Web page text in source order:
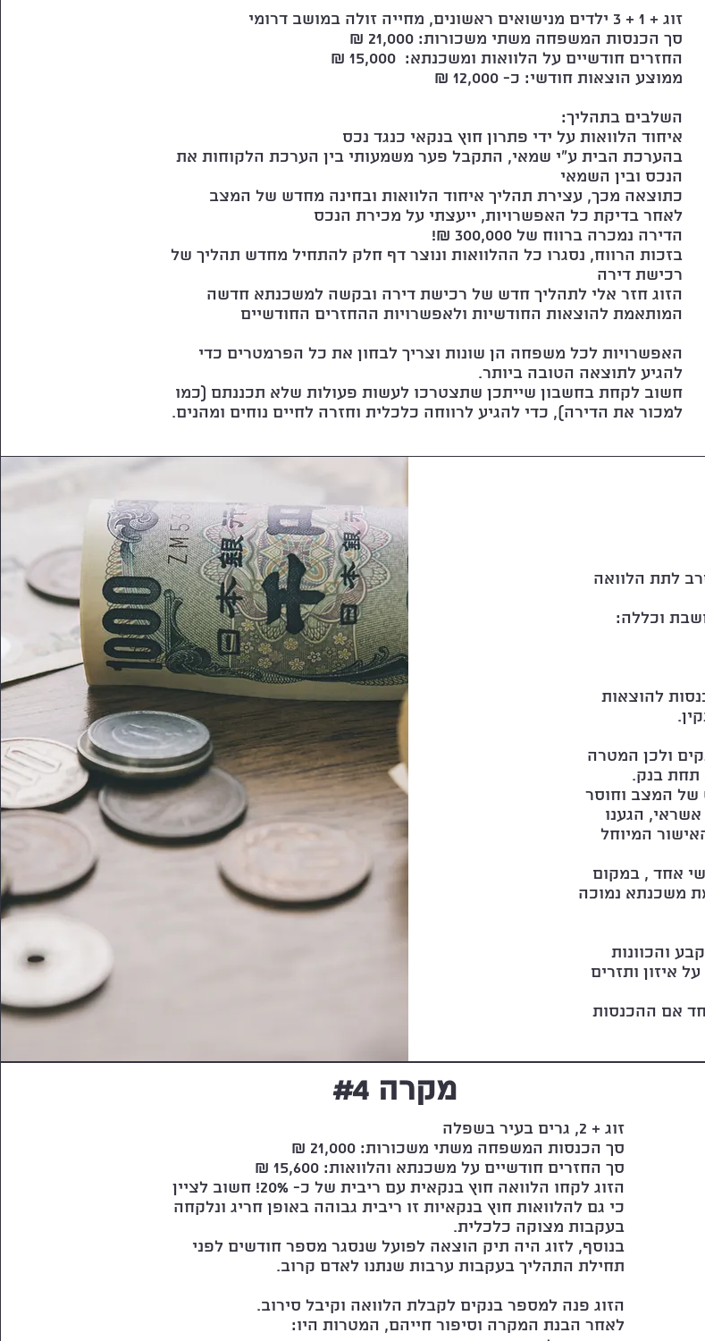
זוג + 1 + 3 ילדים מנישואים ראשונים, מחייה זולה במושב דרומי
סך הכנסות המשפחה משתי משכורות: 21,000 ₪
החזרים חודשיים על הלוואות ומשכנתא: 15,000 ₪
ממוצע הוצאות חודשי: כ- 12,000 ₪
השלבים בתהליך:
איחוד הלוואות על ידי פתרון חוץ בנקאי כנגד נכס
בהערכת הבית ע"י שמאי, התקבל פער משמעותי בין הערכת הלקוחות את
הנכס ובין השמאי
כתוצאה מכך, עצירת תהליך איחוד הלוואות ובחינה מחדש של המצב
לאחר בדיקת כל האפשרויות, ייעצתי על מכירת הנכס
הדירה נמכרה ברווח של 300,000 ₪!
בזכות הרווח, נסגרו כל ההלוואות ונוצר דף חלק להתחיל מחדש תהליך של
רכישת דירה
הזוג חזר אלי לתהליך חדש של רכישת דירה ובקשה למשכנתא חדשה
המותאמת להוצאות החודשיות ולאפשרויות ההחזרים החודשיים
האפשרויות לכל משפחה הן שונות וצריך לבחון את כל הפרמטרים כדי
להגיע לתוצאה הטובה ביותר.
חשוב לקחת בחשבון שייתכן שתצטרכו לעשות פעולות שלא תכננתם (כמו
למכור את הדירה), כדי להגיע לרווחה כלכלית וחזרה לחיים נוחים ומהנים.
לתת הלוואה
וכללה:
להוצאות
ולכן המטרה
בנק.
של המצב וחוסר
הגענו
התקבל האישור המיוחל
אחד , במקום
משכנתא נמוכה
והכוונות
איזון ותזרים
אם ההכנסות
מקרה #4
זוג + 2, גרים בעיר בשפלה
סך הכנסות המשפחה משתי משכורות: 21,000 ₪
סך החזרים חודשיים על משכנתא והלוואות: 15,600 ₪
הזוג לקחו הלוואה חוץ בנקאית עם ריבית של כ- 20%! חשוב לציין
כי גם להלוואות חוץ בנקאיות זו ריבית גבוהה באופן חריג ונלקחה
בעקבות מצוקה כלכלית.
בנוסף, לזוג היה תיק הוצאה לפועל שנסגר מספר חודשים לפני
תחילת התהליך בעקבות ערבות שנתנו לאדם קרוב.
הזוג פנה למספר בנקים לקבלת הלוואה וקיבל סירוב.
לאחר הבנת המקרה וסיפור חייהם, המטרות היו: